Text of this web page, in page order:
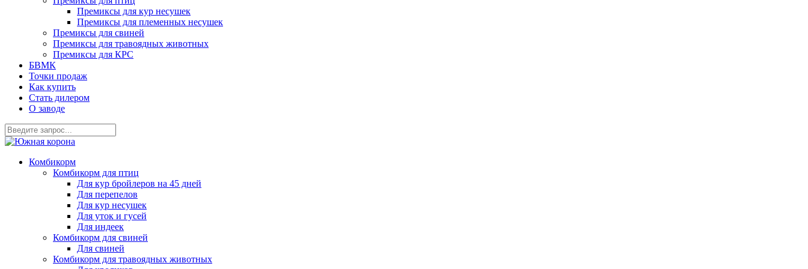
Премиксы для кур несушек
Премиксы для племенных несушек
Премиксы для свиней
Премиксы для травоядных животных
Премиксы для КРС
БВМК
Точки продаж
Как купить
Стать дилером
О заводе
Комбикорм
Комбикорм для птиц
Для кур бройлеров на 45 дней
Для перепелов
Для кур несушек
Для уток и гусей
Для индеек
Комбикорм для свиней
Для свиней
Комбикорм для травоядных животных